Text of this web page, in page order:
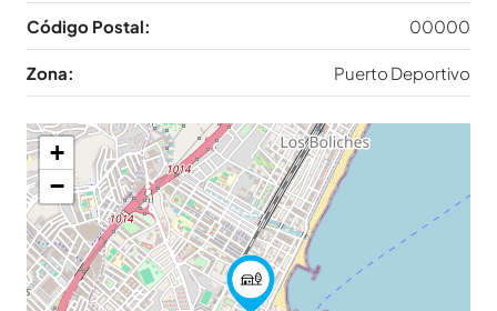
Código Postal: 00000
Zona: Puerto Deportivo
+
−